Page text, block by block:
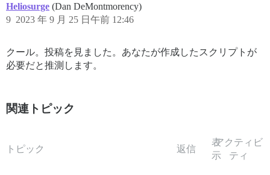
Heliosurge (Dan DeMontmorency)
2023 年 9 月 25 日午前 12:46
9
クール。投稿を見ました。あなたが作成したスクリプトが
必要だと推測します。
関連トピック
トピック 返信
表
示
アクティビ
ティ